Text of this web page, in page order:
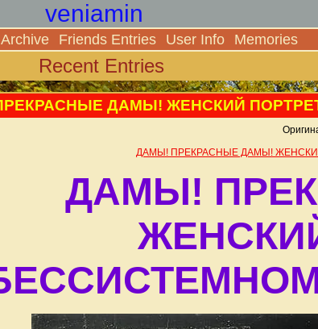
veniamin
Archive Friends Entries User Info Memories
Recent Entries
ДАМЫ! ЖЕНСКИЙ
ДАМЫ! ПРЕКРАСНЫЕ ДАМЫ!
ДАМЫ!